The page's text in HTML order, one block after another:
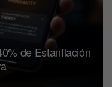
de Estanflación